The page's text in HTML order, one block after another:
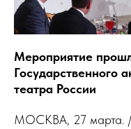
Мероприятие
Государственного
театра России
МОСКВА, 27 марта.